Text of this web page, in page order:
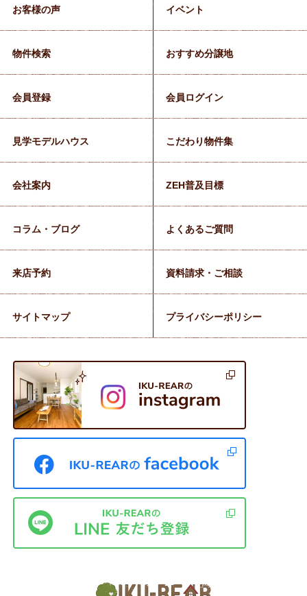
お客様の声 イベント
物件検索 おすすめ分譲地
会員登録 会員ログイン
見学モデルハウス こだわり物件集
会社案内 ZEH普及目標
コラム・ブログ よくあるご質問
来店予約 資料請求・ご相談
サイトマップ プライバシーポリシー